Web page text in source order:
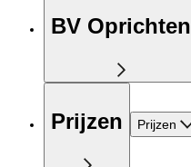
BV Oprichten
Prijzen Prijzen